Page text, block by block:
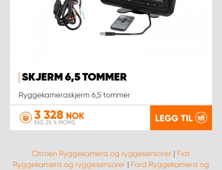
SKJERM 6,5 TOMMER
Ryggekameraskjerm 6,5 tommer
3 328 NOK
EKS. 25 % MOMS LEGG TIL
Citroen Ryggekamera og ryggesensorer | Fiat
Ryggekamera og ryggesensorer | Ford Ryggekamera og